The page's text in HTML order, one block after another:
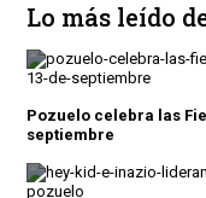
Lo más leído
Pozuelo celebra las
septiembre